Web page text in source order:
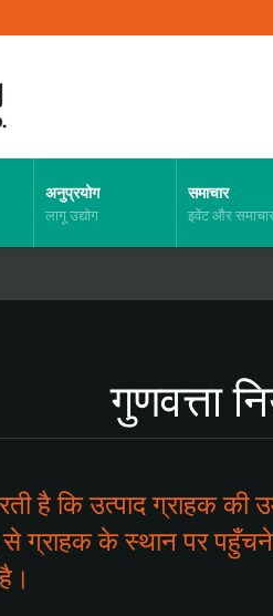
अनुप्रयोग
लागू उद्योग
समाचार
इवेंट और
गुणवत्ता
है कि उत्पाद ग्राहक की
के स्थान पर पहुँचने